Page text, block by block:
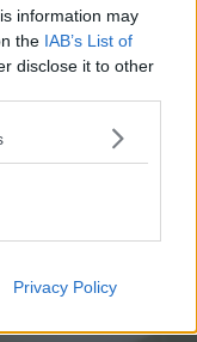
information may
the IAB’s List of
disclose it to other
Privacy Policy